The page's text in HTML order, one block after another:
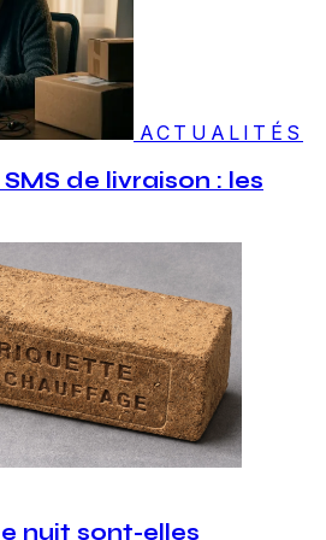
ACTUALITÉS
de livraison : les
nuit sont-elles